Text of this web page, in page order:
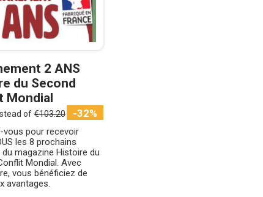
2 ANS
du Second
Mondial
of €103.20 -32%
vous pour recevoir
les 8 prochains
magazine Histoire du
Mondial. Avec
vous bénéficiez de
avantages.